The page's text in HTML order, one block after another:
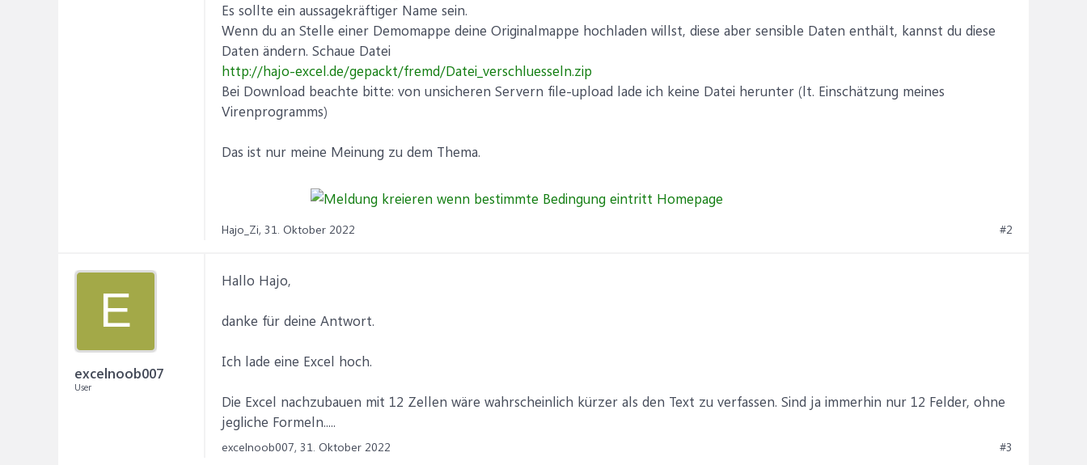
Es sollte ein aussagekräftiger Name sein.
Wenn du an Stelle einer Demomappe deine Originalmappe hochladen willst, diese aber sensible Daten enthält, kannst du diese
Daten ändern. Schaue Datei
http://hajo-excel.de/gepackt/fremd/Datei_verschluesseln.zip
Bei Download beachte bitte: von unsicheren Servern file-upload lade ich keine Datei herunter (lt. Einschätzung meines
Virenprogramms)
Das ist nur meine Meinung zu dem Thema.
Hajo_Zi, 31. Oktober 2022 #2
E
excelnoob007
User
Hallo Hajo,
danke für deine Antwort.
Ich lade eine Excel hoch.
Die Excel nachzubauen mit 12 Zellen wäre wahrscheinlich kürzer als den Text zu verfassen. Sind ja immerhin nur 12 Felder, ohne
jegliche Formeln.....
excelnoob007, 31. Oktober 2022 #3